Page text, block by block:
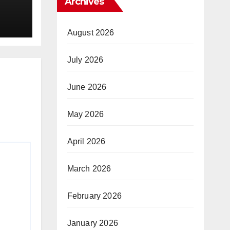
August 2026
July 2026
June 2026
May 2026
April 2026
March 2026
February 2026
January 2026